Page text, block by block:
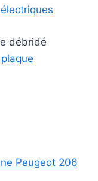
débridé
Peugeot 206